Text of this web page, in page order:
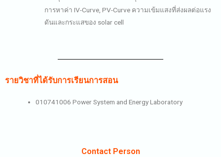
การหาค่า IV-Curve, PV-Curve ความเข้มแสงที่ส่งผลต่อแรง
ดันและกระแสของ solar cell
รายวิชาที่ได้รับการเรียนการสอน
010741006 Power System and Energy Laboratory
Contact Person​